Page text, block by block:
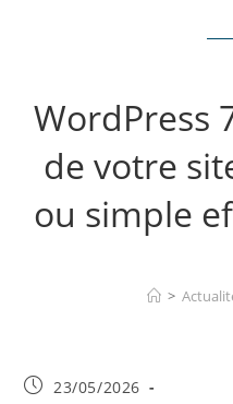
WordPress
de votre
ou simple
>
Publication
23/05/2026